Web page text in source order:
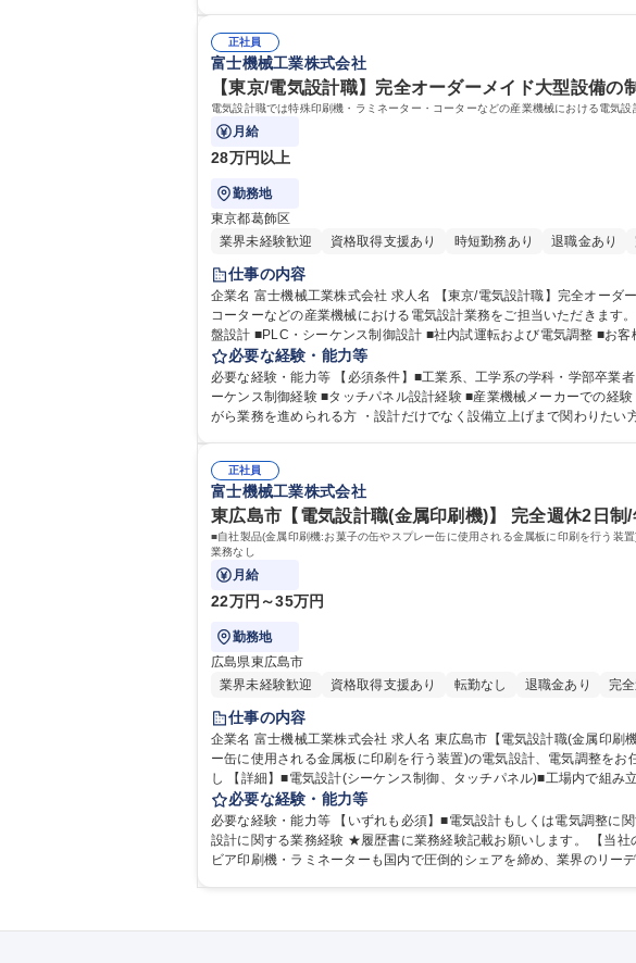
正社員
富士機械工業株式会社
【東京/電気設計職】完全オーダーメイド大型設備
電気設計職では特殊印刷機・ラミネーター・コーターなどの産業機械における電気設
月給
28万円以上
勤務地
東京都葛飾区
業界未経験歓迎
資格取得支援あり 時短勤務あり 退職金あり
仕事の内容
企業名 富士機械工業株式会社 求人名 【東京/電気設計職】完全オーダーメイド大型設備の制御設計/賞与実績5.4ヶ月 仕事の内容 電気設計職では特殊印刷機・ラミネーター・
コーターなどの産業機械における電気設計業務をご担当いただきます。 【具体的な業務内容】 下記、ご経験やスキルに応じて担当設備を決定します。 ■電気回路設計 ■制御
盤設計 ■PLC・シーケンス制御設計 ■社内試運転および電気調整 ■お客
職種 【東京/電気設計職】完全オーダーメイド大型設備の制御設計/賞与
必要な経験・能力等
必要な経験・能力等 【必須条件】■工業系、工学系の学科・学部卒業者 【歓迎条件】■
ーケンス制御経験 ■タッチパネル設計経験 ■産業機械メーカーでの経験 ■生産設備の保守・メンテナンス経験 【求める人物像】 ・モノづくりが好きな方 ・チームで協力しな
がら業務を進められる方 ・設計だけでなく設備立上げまで関わりたい方 ・顧客とのコミュニケー
正社員
富士機械工業株式会社
東広島市【電気設計職(金属印刷機)】 完全週休2日
■自社製品(金属印刷機:お菓子の缶やスプレー缶に使用される金属板に印刷を行う装
業務なし
月給
22万円～35万円
勤務地
広島県東広島市
業界未経験歓迎
資格取得支援あり 転勤なし 退職金あり 完
仕事の内容
企業名 富士機械工業株式会社 求人名 東広島市【電気設計職(金属印刷機)】 完全週休2日制/年休120日【WEB面接可】 仕事の内容 ■自社製品(金属印刷機:お菓子の缶やスプレ
ー缶に使用される金属板に印刷を行う装置)の電気設計、電気調整を
し 【詳細】■電気設計(シーケンス制御、タッチパネル)■工場内で組み立てた機械の電気調整■客先での据付電気調整および取扱い説明に伴う出張(2週間～2ヶ月/半年ごと)国内
と海外の割合は半々、中国・東南アジアが多いです。【案件】製品は
はどんどんお任せ、1人で1台担当いただけるまでフォローしますのでご安心ください。 募集職種 東広島市【電気設計職(金属印刷機)】 完
可】
必要な経験・能力等
必要な経験・能力等 【いずれも必須】■電気設計もしくは電気調整に
設計に関する業務経験 ★履歴書に業務経験記載お願いします。 【当社の強み】圧倒的な業界シェア率！当社の金属印刷機・金属塗装機は日本国内シェアトップクラス、グラ
ビア印刷機・ラミネーターも国内で圧倒的シェアを締め、業界のリ